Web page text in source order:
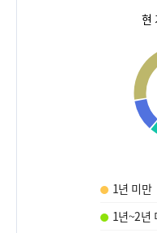
현
1년 미만
1년~2년